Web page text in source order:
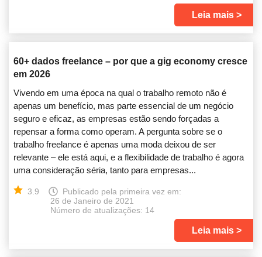
Leia mais
60+ dados freelance – por que a gig economy cresce
em 2026
Vivendo em uma época na qual o trabalho remoto não é
apenas um benefício, mas parte essencial de um negócio
seguro e eficaz, as empresas estão sendo forçadas a
repensar a forma como operam. A pergunta sobre se o
trabalho freelance é apenas uma moda deixou de ser
relevante – ele está aqui, e a flexibilidade de trabalho é agora
uma consideração séria, tanto para empresas...
3.9
Publicado pela primeira vez em:
26 de Janeiro de 2021
Número de atualizações: 14
Leia mais